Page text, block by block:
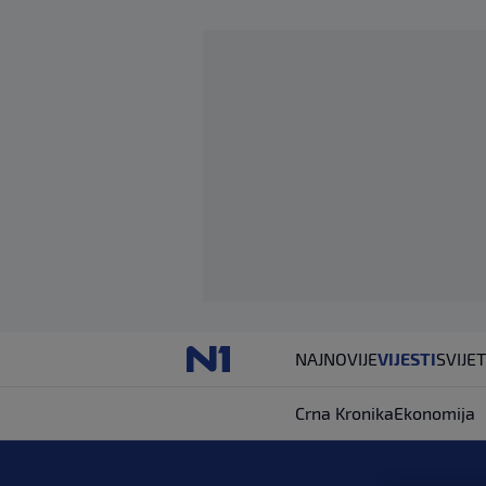
NAJNOVIJEVIJESTISVIJET
Crna KronikaEkonomija